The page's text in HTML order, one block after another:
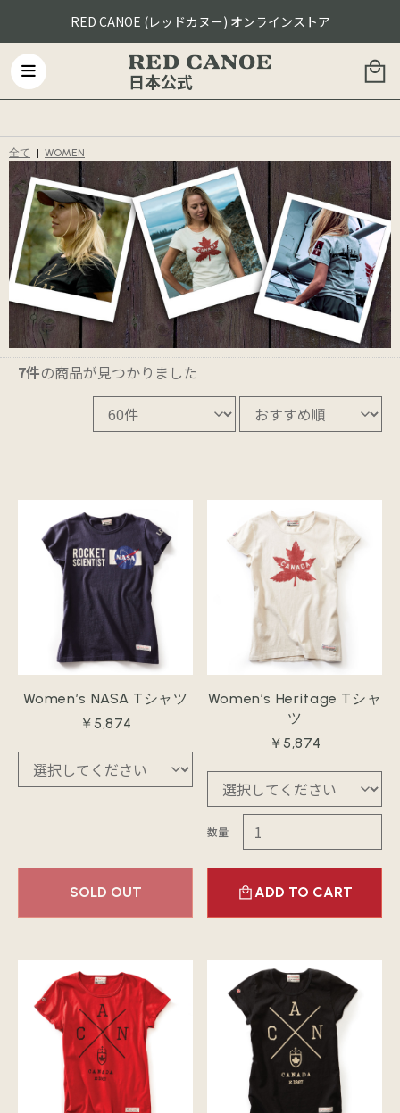
RED CANOE (レッドカヌー) オンラインストア
日本公式
全て | WOMEN
7件の商品が見つかりました
Women’s NASA Tシャツ
￥5,874
SOLD OUT
Women’s Heritage Tシャ
ツ
￥5,874
数量
ADD TO CART